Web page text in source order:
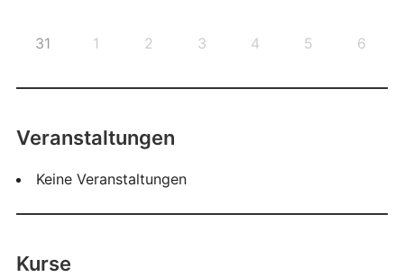
31 1 2 3 4 5 6
Veranstaltungen
Keine Veranstaltungen
Kurse